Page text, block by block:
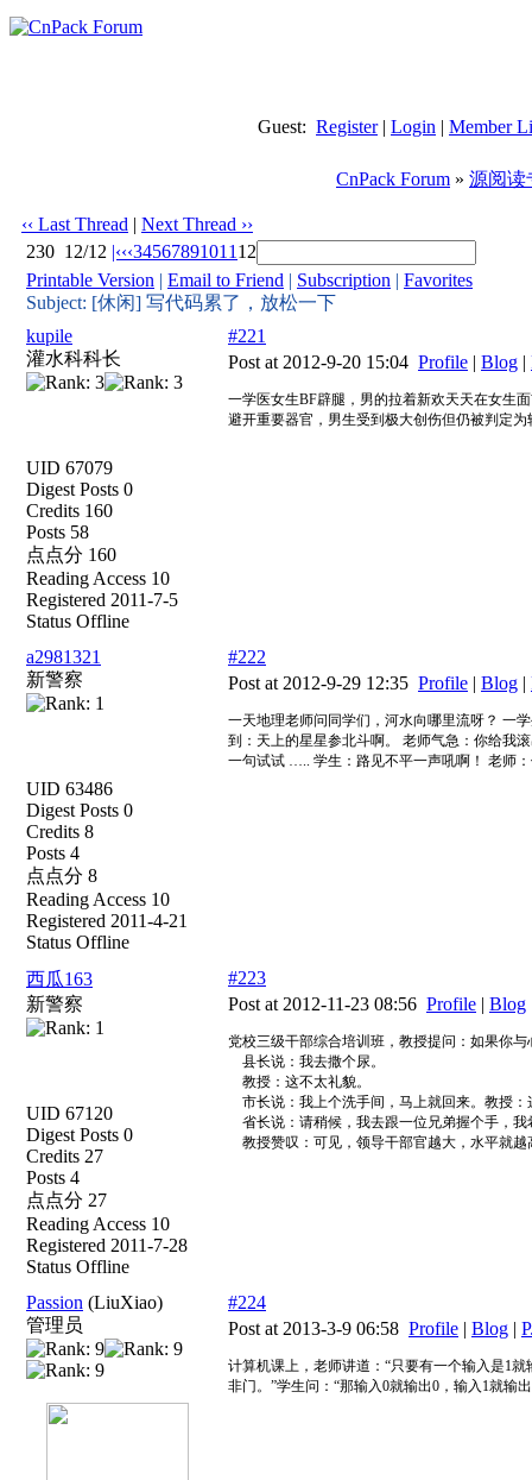
Guest: Register| Login | Member
CnPack Forum » 源阅读
‹‹ Last Thread | Next Thread ››
230 12/12 |‹‹‹34567891011 12
Printable Version | Email to Friend | Subscription | Favorites
Subject: [休闲] 写代码累了，放松一下
kupile
灌水科科长
UID 67079
Digest Posts 0
Credits 160
Posts 58
点点分 160
Reading Access 10
Registered 2011-7-5
Status Offline
#221
Post at 2012-9-20 15:04 Profile | Blog |
一学医女生BF辟腿，男的拉着新欢天天在女生
避开重要器官，男生受到极大创伤但仍被判定
a2981321
新警察
UID 63486
Digest Posts 0
Credits 8
Posts 4
点点分 8
Reading Access 10
Registered 2011-4-21
Status Offline
#222
Post at 2012-9-29 12:35 Profile | Blog |
一天地理老师问同学们，河水向哪里流呀？ 一
到：天上的星星参北斗啊。 老师气急：你给我
一句试试 ….. 学生：路见不平一声吼啊！ 老师
西瓜163
新警察
UID 67120
Digest Posts 0
Credits 27
Posts 4
点点分 27
Reading Access 10
Registered 2011-7-28
Status Offline
#223
Post at 2012-11-23 08:56 Profile | Blog
党校三级干部综合培训班，教授提问：如果你
县长说：我去撒个尿。
教授：这不太礼貌。
市长说：我上个洗手间，马上就回来。教授：
省长说：请稍候，我去跟一位兄弟握个手，
教授赞叹：可见，领导干部官越大，水平就越
Passion (LiuXiao)
管理员
#224
Post at 2013-3-9 06:58 Profile | Blog |
计算机课上，老师讲道：“只要有一个输入是1
非门。”学生问：“那输入0就输出0，输入1就输